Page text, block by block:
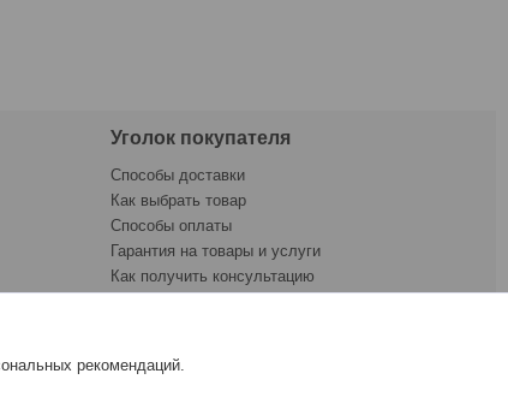
Уголок покупателя
Способы доставки
Как выбрать товар
Способы оплаты
Гарантия на товары и услуги
Как получить консультацию
рекомендаций.